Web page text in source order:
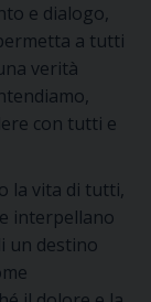
e dialogo,
a tutti
verità
con tutti e
la vita di tutti,
interpellano
un destino